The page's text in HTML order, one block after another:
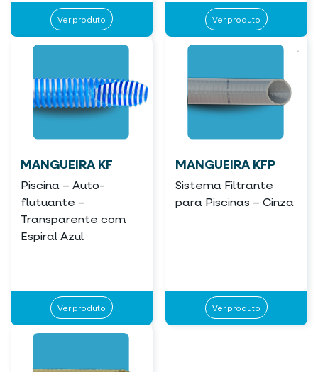
Ver produto Ver produto
MANGUEIRA KF
Piscina – Auto-
flutuante –
Transparente com
Espiral Azul
Ver produto
MANGUEIRA KFP
Sistema Filtrante
para Piscinas – Cinza
Ver produto